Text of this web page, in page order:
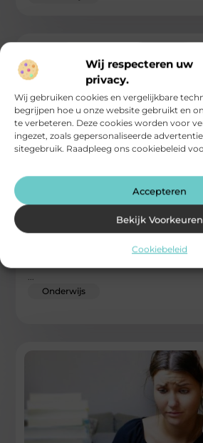
Wij respecteren uw
privacy.
Wij gebruiken cookies en vergelijkbare
begrijpen hoe u onze website gebruikt en
te verbeteren. Deze cookies worden voor
ingezet, zoals gepersonaliseerde
sitegebruik. Raadpleeg ons cookiebeleid
Accepteren
Bekijk Voorkeuren
Cookiebeleid
Hoe een vaste coach je stap
je reis naar het bereiken van je doelen. Of
...
Onderwijs